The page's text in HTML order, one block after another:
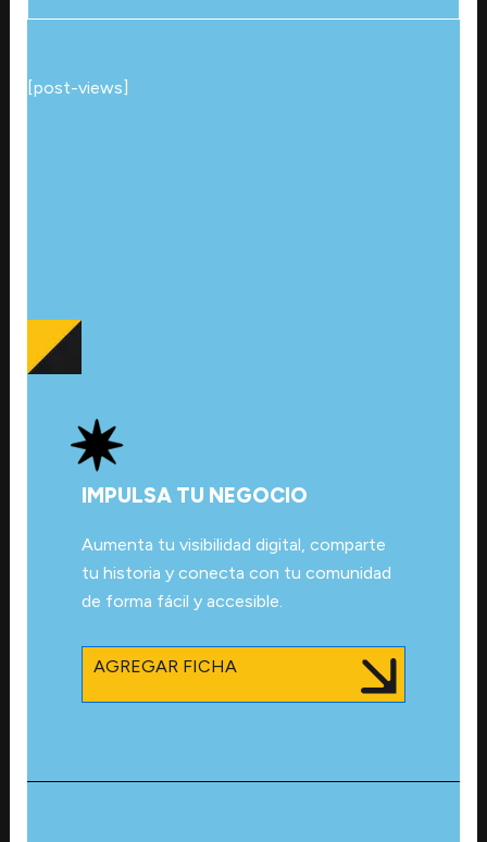
[post-views]
IMPULSA TU NEGOCIO
Aumenta tu visibilidad digital, comparte
tu historia y conecta con tu comunidad
de forma fácil y accesible.
AGREGAR FICHA